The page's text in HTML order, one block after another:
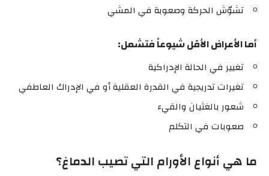
تشوّش الحركة وصعوبة في المشي
أما الأعراض الأقل شيوعاً فتشمل:
تغيير في الحالة الإدراكية
تغيرات تدريجية في القدرة العقلية أو في الإدراك العاطفي
شعور بالغثيان والقيء
صعوبات في التكلم
ما هي أنواع الأورام التي تصيب الدماغ؟